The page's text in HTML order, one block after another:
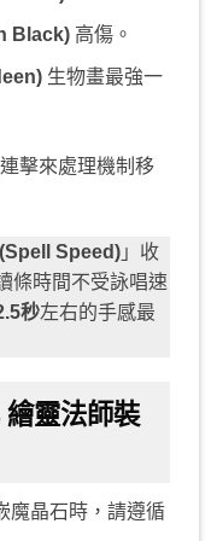
Black)高傷。
生物畫最強一
擊來處理機制移
Speed) 」收
條時間不受詠唱速
秒左右的手感最
靈法師裝
魔晶石時，請遵循